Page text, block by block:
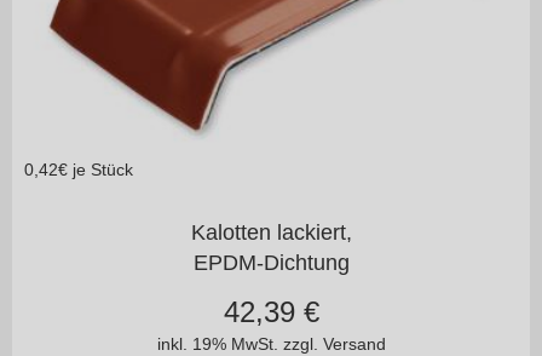
0,42€ je Stück
Kalotten lackiert,
EPDM-Dichtung
inkl. 19% MwSt. zzgl. Versand
42,39€